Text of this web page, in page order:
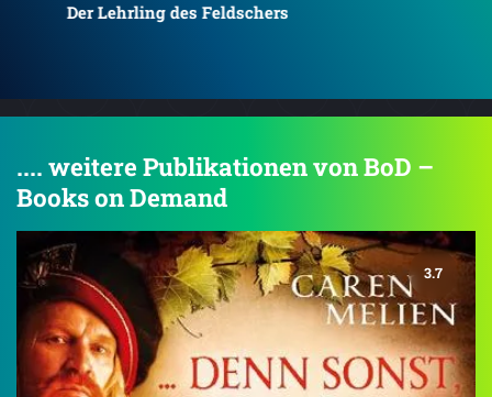
Der Lehrling des Feldschers
.... weitere Publikationen von BoD –
Books on Demand
3.7